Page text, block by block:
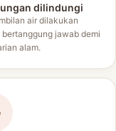
dilindungi
air dilakukan
bertanggung jawab demi
alam.